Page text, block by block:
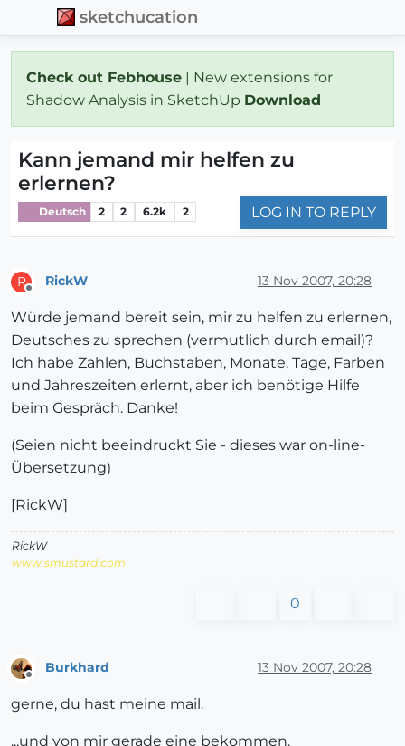
sketchucation
Check out Febhouse | New extensions for
Shadow Analysis in SketchUp Download
Kann jemand mir helfen zu
erlernen?
Deutsch 2 2 6.2k 2 LOG IN TO REPLY
R RickW 13 Nov 2007, 20:28
Würde jemand bereit sein, mir zu helfen zu erlernen,
Deutsches zu sprechen (vermutlich durch email)?
Ich habe Zahlen, Buchstaben, Monate, Tage, Farben
und Jahreszeiten erlernt, aber ich benötige Hilfe
beim Gespräch. Danke!
(Seien nicht beeindruckt Sie - dieses war on-line-
Übersetzung)
[RickW]
RickW
www.smustard.com
0
Burkhard 13 Nov 2007, 20:28
gerne, du hast meine mail.
...und von mir gerade eine bekommen.